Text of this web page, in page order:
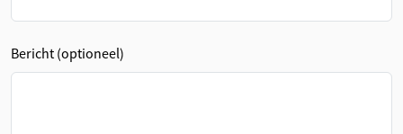
Bericht (optioneel)